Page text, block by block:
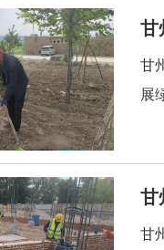
甘
甘
展
甘
甘